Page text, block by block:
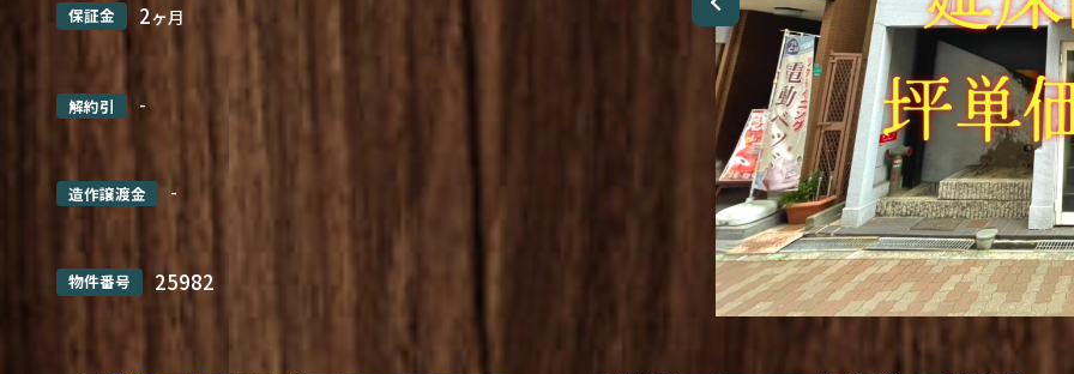
保証金 2ヶ月
解約引 -
造作譲渡金 -
物件番号 25982